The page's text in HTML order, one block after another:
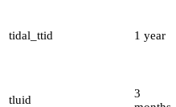
tidal_ttid 1 year
tluid
3